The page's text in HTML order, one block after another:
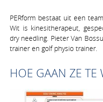
PERform bestaat uit een
Wit is kinesitherapeut,
dry needling. Pieter Van
trainer en golf physio trainer.
HOE GAAN ZE TE